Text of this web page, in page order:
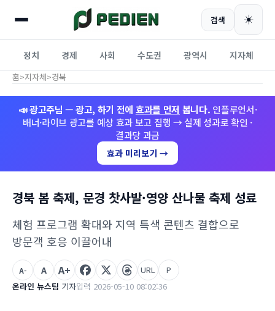
검색 ☀️
정치 경제 사회 수도권 광역시 지자체
홈>지자체>경북
📣 광고주님 — 광고, 하기 전에 효과를 먼저 봅니다. 인플루언서·
배너·라이브 광고를 예상 효과 보고 집행 → 실제 성과로 확인 ·
결과당 과금
효과 미리보기 →
경북 봄 축제, 문경 찻사발·영양 산나물 축제 성료
체험 프로그램 확대와 지역 특색 콘텐츠 결합으로
방문객 호응 이끌어내
온라인 뉴스팀 기자입력 2026-05-10 08:02:36
A- A A+ URL P